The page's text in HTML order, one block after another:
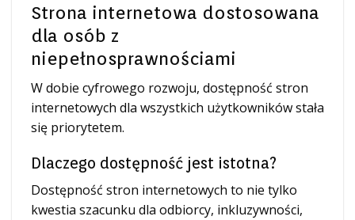
Strona internetowa dostosowana
dla osób z
niepełnosprawnościami
W dobie cyfrowego rozwoju, dostępność stron
internetowych dla wszystkich użytkowników stała
się priorytetem.
Dlaczego dostępność jest istotna?
Dostępność stron internetowych to nie tylko
kwestia szacunku dla odbiorcy, inkluzywności,